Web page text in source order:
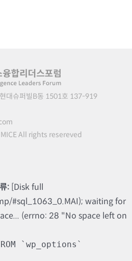
대슈퍼빌B동 1501호 137-919
All rights resereved
: [Disk full
#sql_1063_0.MAI); waiting for
(errno: 28 "No space left on
`wp_options`